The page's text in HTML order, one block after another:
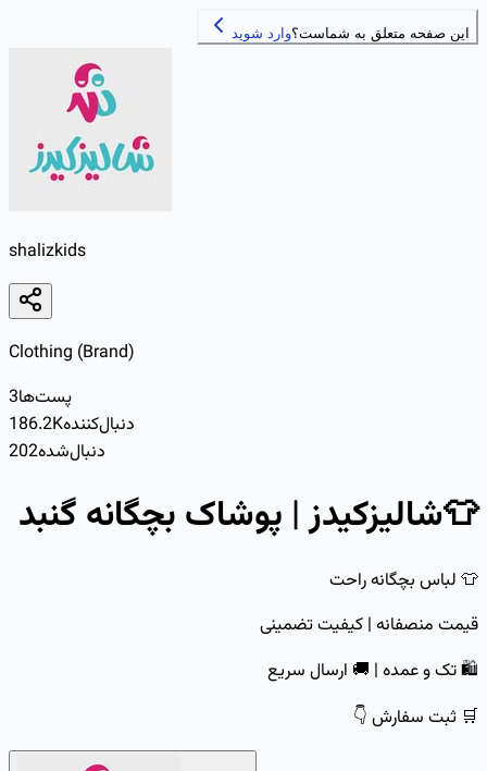
این صفحه متعلق به شماست؟وارد شوید
shalizkids
Clothing (Brand)
3پست‌ها
186.2Kدنبال‌کننده
202دنبال‌شده
👕شالیزکیدز | پوشاک بچگانه گنبد
👕 لباس بچگانه راحت
قیمت منصفانه | کیفیت تضمینی
🛍 تک و عمده | 🚚 ارسال سریع
🛒 ثبت سفارش 👇